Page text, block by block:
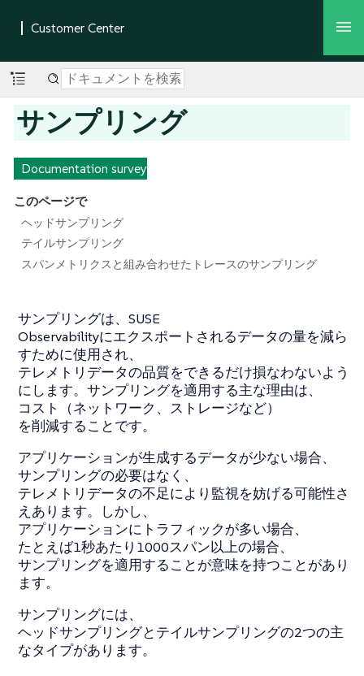
サンプリング
Documentation survey
このページで
ヘッドサンプリング
テイルサンプリング
スパンメトリクスと組み合わせたトレースのサンプリング
サンプリングは、SUSE
Observabilityにエクスポートされるデータの量を減ら
すために使用され、
テレメトリデータの品質をできるだけ損なわないよう
にします。サンプリングを適用する主な理由は、
コスト（ネットワーク、ストレージなど）
を削減することです。
アプリケーションが生成するデータが少ない場合、
サンプリングの必要はなく、
テレメトリデータの不足により監視を妨げる可能性さ
えあります。しかし、
アプリケーションにトラフィックが多い場合、
たとえば1秒あたり1000スパン以上の場合、
サンプリングを適用することが意味を持つことがあり
ます。
サンプリングには、
ヘッドサンプリングとテイルサンプリングの2つの主
なタイプがあります。